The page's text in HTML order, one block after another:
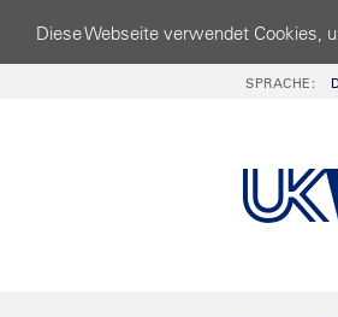
Diese Webseite verwendet Cookies,
SPRACHE: